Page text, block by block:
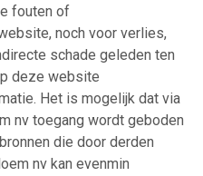
fouten of
noch voor verlies,
schade geleden ten
deze website
Het is mogelijk dat via
nv toegang wordt geboden
die door derden
nv kan evenmin